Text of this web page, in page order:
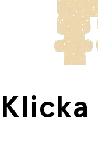
Perfekt efter
Praktisk för
Värmer och
Perfekt
småbarn
Produkter som
frakten för dessa
Fri frakt när du